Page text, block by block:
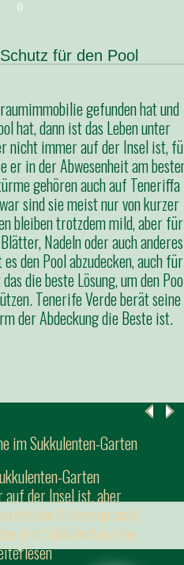
0
gefunden hat und
hat, dann ist das Leben unter
nicht immer auf der Insel ist,
er in der Abwesenheit am
gehören auch auf Teneriffa
sind sie meist nur von kurzer
bleiben trotzdem mild, aber für
Nadeln oder auch anderes
den Pool abzudecken, auch für
die beste Lösung, um den
Tenerife Verde berät seine
der Abdeckung die Beste ist.
Garten
der Insel ist, aber
Pflanzenpracht
sind Sukkulenten eine